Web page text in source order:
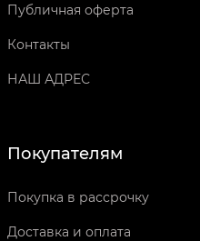
Публичная оферта
Контакты
НАШ АДРЕС
Покупателям
Покупка в рассрочку
Доставка и оплата